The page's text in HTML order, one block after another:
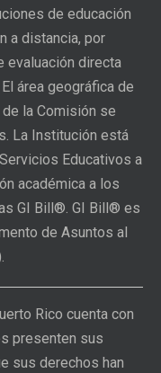
de educación
a distancia, por
evaluación directa
área geográfica de
la Comisión se
La Institución está
Educativos a
académica a los
GI Bill®. GI Bill® es
de Asuntos al
Rico cuenta con
presenten sus
sus derechos han